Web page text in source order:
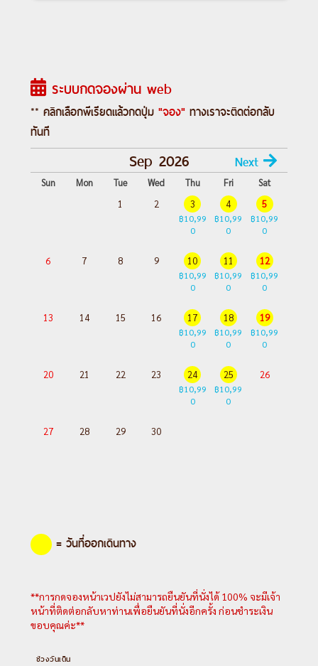
ระบบกดจองผ่าน web
** คลิกเลือกพีเรียดแล้วกดปุ่ม "จอง" ทางเราจะติดต่อกลับ
ทันที
Sep 2026 Next
Sun Mon Tue Wed Thu Fri
Sat
1
2
3
฿10,99
0
4
฿10,99
0
5
฿10,99
0
6 7 8 9
10
฿10,99
0
11
฿10,99
0
12
฿10,99
0
13 14 15 16
17
฿10,99
0
18
฿10,99
0
19
฿10,99
0
20 21 22 23
24
฿10,99
0
25
฿10,99
0
26
27 28 29 30
= วันที่ออกเดินทาง
**การกดจองหน้าเวปยังไม่สามารถยืนยันที่นั่งได้ 100% จะมีเจ้า
หน้าที่ติดต่อกลับหาท่านเพื่อยืนยันที่นั่งอีกครั้ง ก่อนชำระเงิน
ขอบคุณค่ะ**
ช่วงวันเดิน